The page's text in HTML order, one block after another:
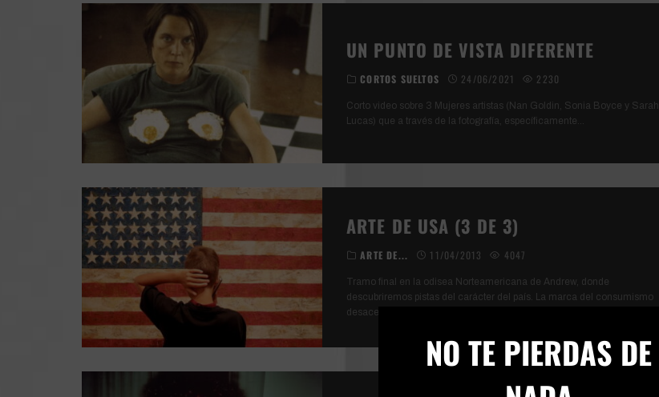
UN PUNTO DE VISTA DIFERENTE
CORTOS SUELTOS 24/06/2021 2230
Corto video sobre 3 Mujeres artistas (Nan Goldin, Sonia Boyce y Sarah
Lucas) que a través de la fotografía, específicamente
ARTE DE USA (3 DE 3)
ARTE DE... 11/04/2013 4047
Tramo final en la odisea Norteamericana de Andrew, donde
descubriremos pistas del carácter del país. La marca del consumismo
desacerbado inspiró a
NO TE PIERDAS DE